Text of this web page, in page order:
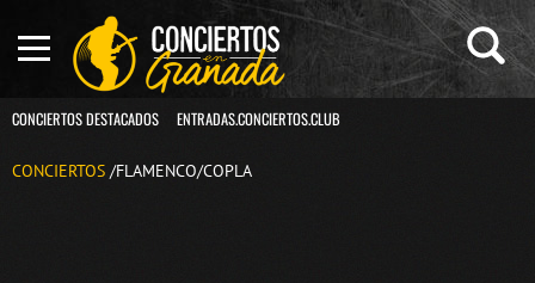
CONCIERTOS DESTACADOS ENTRADAS.CONCIERTOS.CLUB
CONCIERTOS /FLAMENCO/COPLA